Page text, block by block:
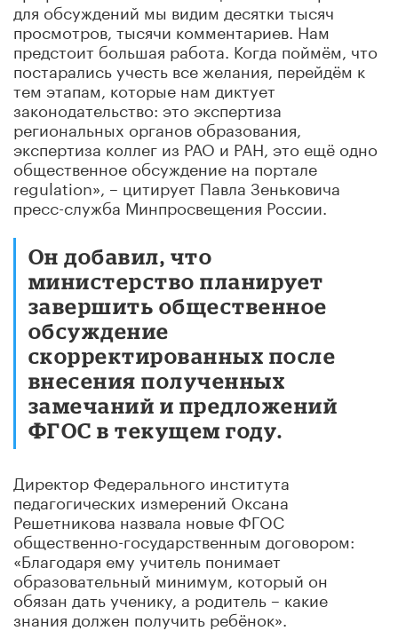
для обсуждений мы видим десятки тысяч
просмотров, тысячи комментариев. Нам
предстоит большая работа. Когда поймём, что
постарались учесть все желания, перейдём к
тем этапам, которые нам диктует
законодательство: это экспертиза
региональных органов образования,
экспертиза коллег из РАО и РАН, это ещё одно
общественное обсуждение на портале
regulation», – цитирует Павла Зеньковича
пресс-служба Минпросвещения России.
Он добавил, что
министерство планирует
завершить общественное
обсуждение
скорректированных после
внесения полученных
замечаний и предложений
ФГОС в текущем году.
Директор Федерального института
педагогических измерений Оксана
Решетникова назвала новые ФГОС
общественно-государственным договором:
«Благодаря ему учитель понимает
образовательный минимум, который он
обязан дать ученику, а родитель – какие
знания должен получить ребёнок».